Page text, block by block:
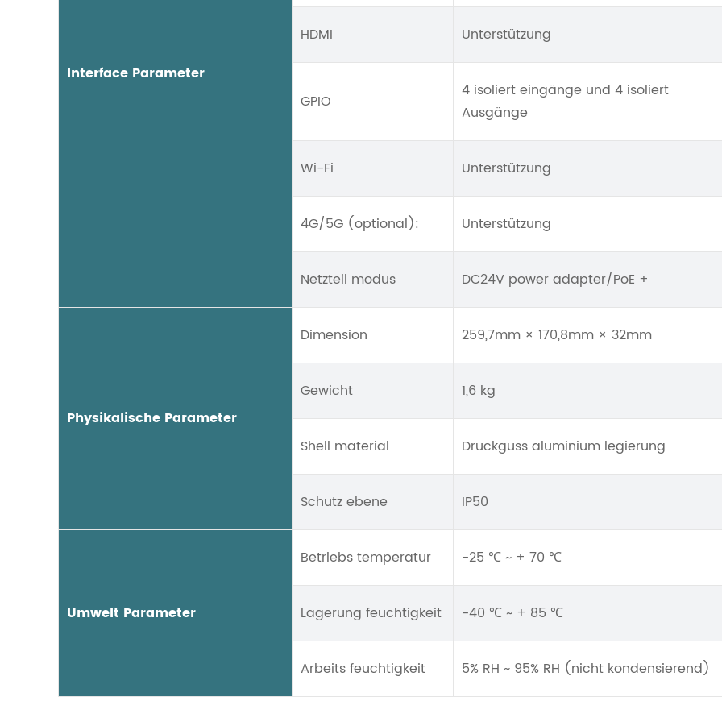
Interface Parameter
HDMI Unterstützung
GPIO
4 isoliert eingänge und 4 isoliert
Ausgänge
Wi-Fi Unterstützung
4G/5G (optional): Unterstützung
Netzteil modus DC24V power adapter/PoE +
Physikalische Parameter
Dimension 259,7mm × 170,8mm × 32mm
Gewicht 1,6 kg
Shell material Druckguss aluminium legierung
Schutz ebene IP50
Umwelt Parameter
Betriebs temperatur -25 ℃ ~ + 70 ℃
Lagerung feuchtigkeit -40 ℃ ~ + 85 ℃
Arbeits feuchtigkeit 5% RH ~ 95% RH (nicht kondensierend)